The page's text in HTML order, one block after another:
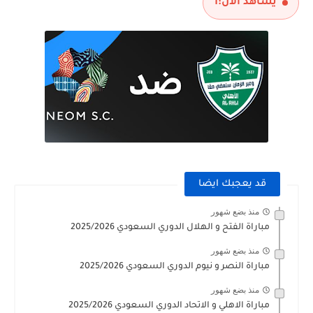
يشاهد الآن:1
قد يعجبك ايضا
منذ بضع شهور
مباراة الفتح و الهلال الدوري السعودي 2025/2026
منذ بضع شهور
مباراة النصر و نيوم الدوري السعودي 2025/2026
منذ بضع شهور
مباراة الاهلي و الاتحاد الدوري السعودي 2025/2026